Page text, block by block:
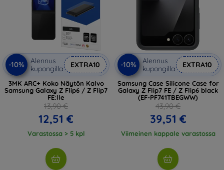
-10%
Alennus
kupongilla
EXTRA10
3MK ARC+ Koko Näytön Kalvo
Samsung Galaxy Z Flip6 / Z Flip7
FE:lle
13,90 €
12,51 €
Varastossa > 5 kpl
-10%
Alennus
kupongilla
EXTRA10
Samsung Case Silicone Case for
Galaxy Z Flip7 FE / Z Flip6 black
(EF-PF741TBEGWW)
43,90 €
39,51 €
Viimeinen kappale varastossa